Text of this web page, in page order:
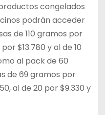
congelados
podrán acceder
de 110 gramos por
$13.780 y al de 10
al pack de 60
de 69 gramos por
al de 20 por $9.330 y